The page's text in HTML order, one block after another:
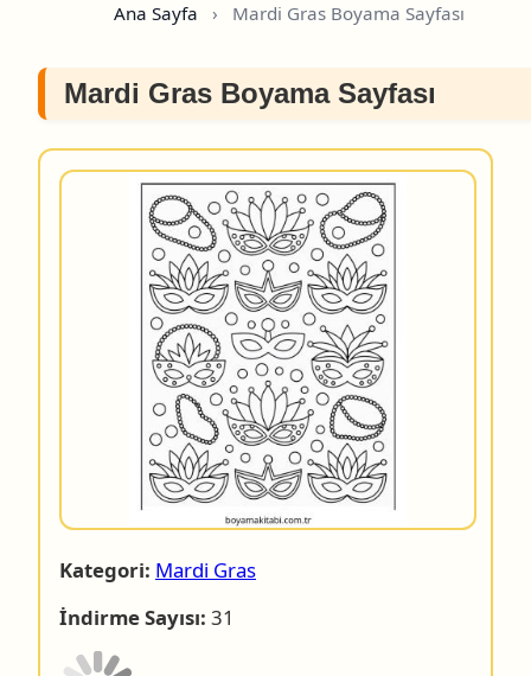
Ana Sayfa › Mardi Gras Boyama Sayfası
Mardi Gras Boyama Sayfası
Kategori: Mardi Gras
İndirme Sayısı: 31